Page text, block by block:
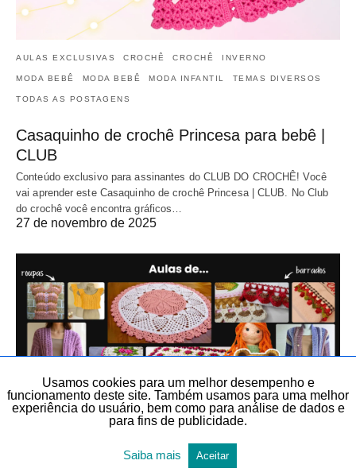
AULAS EXCLUSIVAS CROCHÊ CROCHÊ INVERNO
MODA BEBÊ MODA BEBÊ MODA INFANTIL TEMAS DIVERSOS
TODAS AS POSTAGENS
Casaquinho de crochê Princesa para bebê |
CLUB
Conteúdo exclusivo para assinantes do CLUB DO CROCHÊ! Você
vai aprender este Casaquinho de crochê Princesa | CLUB. No Club
do crochê você encontra gráficos…
27 de novembro de 2025
DIY, FAÇA VOCÊ MESMO E LEMBRANCINHAS
Usamos cookies para um melhor desempenho e
funcionamento deste site. Também usamos para uma melhor
experiência do usuário, bem como para análise de dados e
para fins de publicidade.
Saiba mais Aceitar